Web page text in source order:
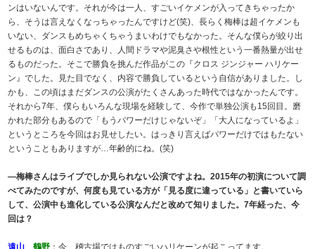
ンはいないんです。それが今は一人、すごいイケメンが入ってきちゃったか
ら、そうは言えなくなっちゃったんですけど(笑)、長らく梅棒は超イケメンも
いない、ダンスもめちゃくちゃうまいわけでもなかった。そんな僕らが絞り出
せるものは、面白さであり、人間ドラマや泥臭さや根性という一番熱量が出せ
るものだった。そこで勝負を挑んだ作品がこの『クロス ジンジャー ハリケー
ン』でした。見た目でなく、内容で勝負しているという自信がありました。し
かも、この頃はまだダンスの公演がたくさんあった時代ではなかったんです。
それから7年、僕らもいろんな現場を経験して、今作で単独公演も15回目。磨
かれた部分もあるので「もうパワーだけじゃないぞ」「大人になっているよ」
というところを今回はお見せしたい。はっきり言えばパワーだけではもたない
ということもありますが…年齢的にね。(笑)
―梅棒さんはライブでしか見られない公演ですよね。2015年の初演について調
べてみたのですが、何度も見ている方が「見る度に違っている」と書いていら
して、公演中も進化している公演なんだと改めて知りました。7年経った、今
回は？